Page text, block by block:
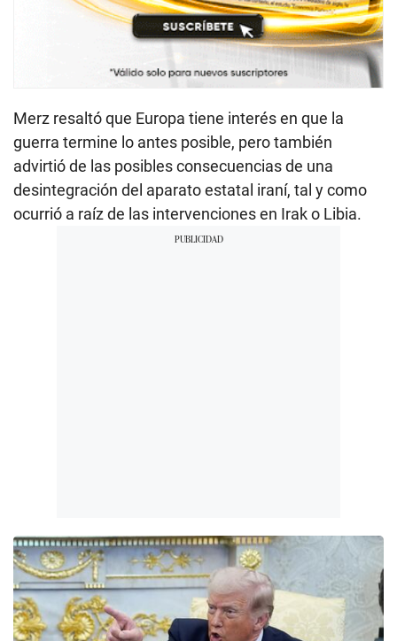
Merz resaltó que Europa tiene interés en que la
guerra termine lo antes posible, pero también
advirtió de las posibles consecuencias de una
desintegración del aparato estatal iraní, tal y como
ocurrió a raíz de las intervenciones en Irak o Libia.